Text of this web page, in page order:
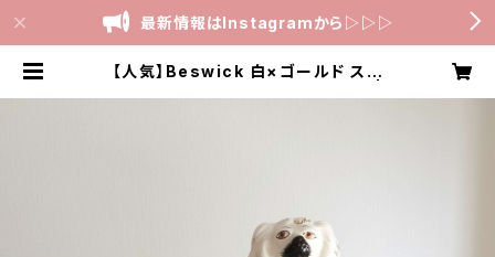
最新情報はInstagramから▷▷▷
【人気】Beswick 白×ゴールド スタ